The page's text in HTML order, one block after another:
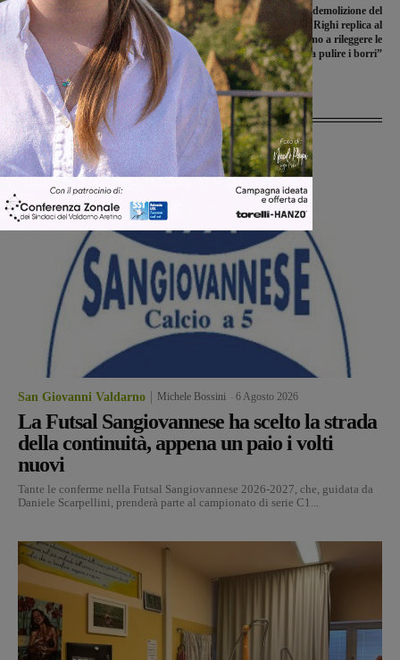
Prima di campionato per la
Sangiovannese, al “Fedini” arriva il
Bastia
Sospensiva per la demolizione del
ponte, la famiglia Righi replica al
sindaco: “La invitiamo a rileggere le
carte e a pulire i borri”
Ultime Notizie
San Giovanni Valdarno Michele Bossini 6 Agosto 2026
La Futsal Sangiovannese ha scelto la strada
della continuità, appena un paio i volti
nuovi
Tante le conferme nella Futsal Sangiovannese 2026-2027, che, guidata da
Daniele Scarpellini, prenderà parte al campionato di serie C1...